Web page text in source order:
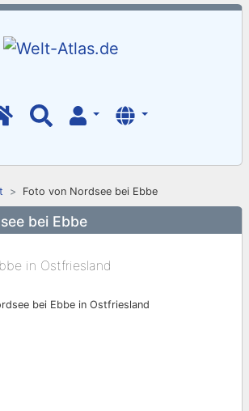
Foto von Nordsee bei Ebbe
bei Ebbe
bei Ebbe in Ostfriesland